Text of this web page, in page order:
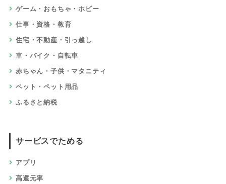
ゲーム・おもちゃ・ホビー
仕事・資格・教育
住宅・不動産・引っ越し
車・バイク・自転車
赤ちゃん・子供・マタニティ
ペット・ペット用品
ふるさと納税
サービスでためる
アプリ
高還元率